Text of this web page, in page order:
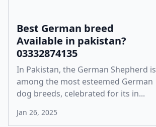
Best German breed
Available in pakistan?
03332874135
In Pakistan, the German Shepherd is
among the most esteemed German
dog breeds, celebrated for its in...
Jan 26, 2025